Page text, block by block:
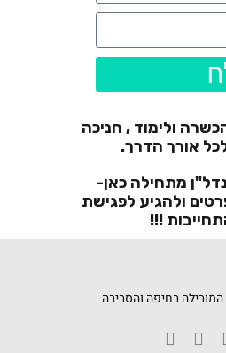
ולימוד , חניכה
אורך הדרך.
מתחילה כאן-
ולהגיע לפגישת
!!!
המובילה בחיפה והסביבה